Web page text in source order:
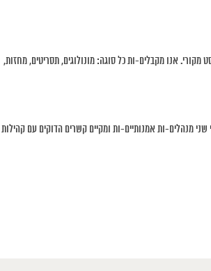
הזדמנות להגיש 3 עותקים מודפסים הגישו עד 10 עמודים של טקסט מקורי. אנו מקבלים-ות כל סוגה: מונולוגים, תסריטים, מחזות,
מנהלים-ות אמנותיים-ות ומקיים קשרים הדוקים עם קהילות